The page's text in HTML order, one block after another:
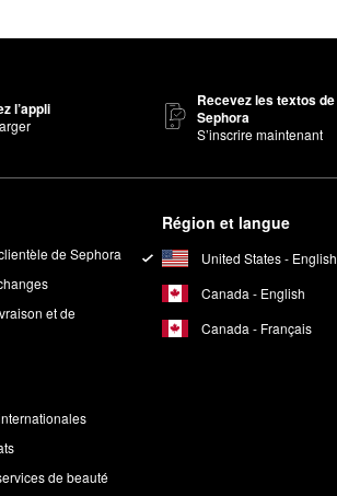
l’appli
Recevez les textos de
Sephora
S’inscrire maintenant
de Sephora
et de
de beauté
Région et langue
United States - English
Canada - English
Canada - Français